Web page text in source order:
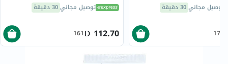
توصيل مجاني 30 دقيقة
112.70
161
توصيل مجاني30 دقيقة
175